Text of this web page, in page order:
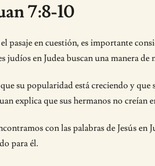
7:8-10
pasaje en cuestión, es importante
judíos en Judea buscan una manera de
su popularidad está creciendo y
explica que sus hermanos no creían
con las palabras de Jesús
para él.